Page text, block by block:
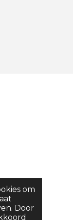
om
Door